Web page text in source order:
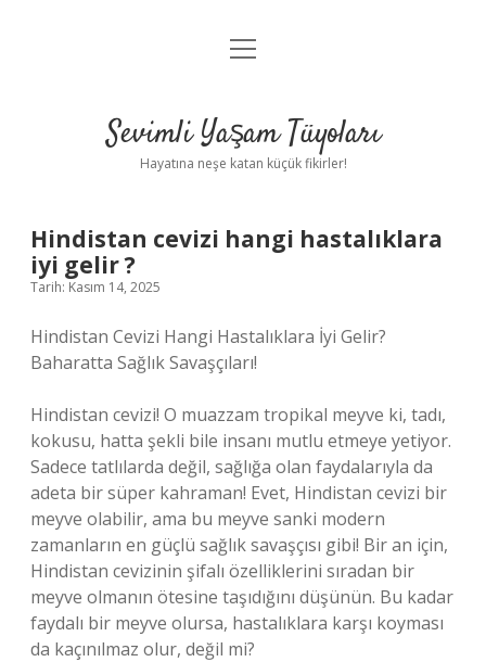
Anasayfa
Yasal Uyarı
menüyü
Sevimli Yaşam Tüyoları
Hayatına neşe katan küçük fikirler!
Hindistan cevizi hangi hastalıklara
iyi gelir ?
Tarih: Kasım 14, 2025
Hindistan Cevizi Hangi Hastalıklara İyi Gelir?
Baharatta Sağlık Savaşçıları!
Hindistan cevizi! O muazzam tropikal meyve ki, tadı,
kokusu, hatta şekli bile insanı mutlu etmeye yetiyor.
Sadece tatlılarda değil, sağlığa olan faydalarıyla da
adeta bir süper kahraman! Evet, Hindistan cevizi bir
meyve olabilir, ama bu meyve sanki modern
zamanların en güçlü sağlık savaşçısı gibi! Bir an için,
Hindistan cevizinin şifalı özelliklerini sıradan bir
meyve olmanın ötesine taşıdığını düşünün. Bu kadar
faydalı bir meyve olursa, hastalıklara karşı koyması
da kaçınılmaz olur, değil mi?